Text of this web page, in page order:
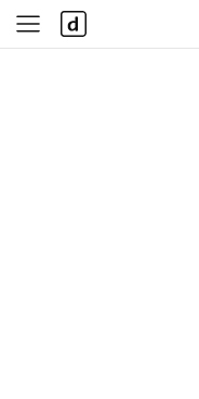
사
이
다
나
와